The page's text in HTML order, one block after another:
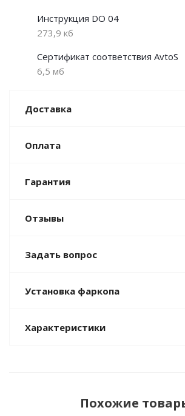
Инструкция DO 04
273,9 кб
Сертификат соответствия AvtoS
6,5 мб
Доставка
Оплата
Гарантия
Отзывы
Задать вопрос
Установка фаркопа
Характеристики
Похожие